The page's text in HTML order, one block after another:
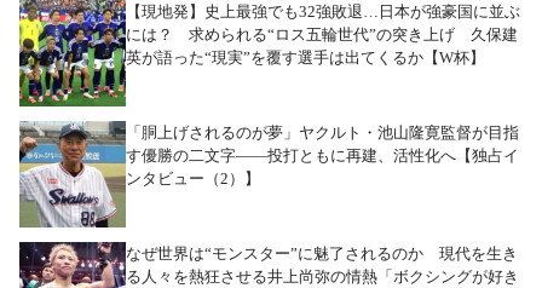
【現地発】史上最強でも32強敗退…日本が強豪国に並ぶ
には？ 求められる“ロス五輪世代”の突き上げ 久保建
英が語った“現実”を覆す選手は出てくるか【W杯】
「胴上げされるのが夢」ヤクルト・池山隆寛監督が目指
す優勝の二文字――投打ともに再建、活性化へ【独占イ
ンタビュー（2）】
なぜ世界は“モンスター”に魅了されるのか 現代を生き
る人々を熱狂させる井上尚弥の情熱「ボクシングが好き